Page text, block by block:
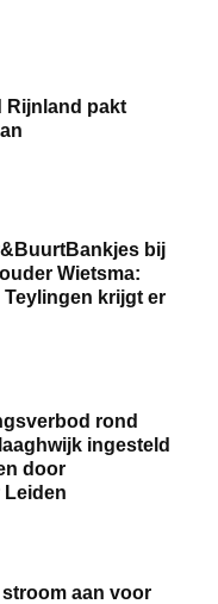
Rijnland pakt
bij
Wietsma:
krijgt er
rond
ingesteld
door
Leiden
aan voor